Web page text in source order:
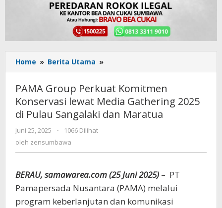
Home » Berita Utama »
Group
Komitmen
Konservasi
lewat
di
Sangalaki
dan
Maratua
PAMA Group Perkuat Komitmen
Konservasi lewat Media Gathering 2025
di Pulau Sangalaki dan Maratua
Juni 25, 2025
oleh
zensumbawa
-
1066 Dilihat
oleh zensumbawa
BERAU, samawarea.com (25 Juni 2025) – PT
Pamapersada Nusantara (PAMA) melalui
program keberlanjutan dan komunikasi